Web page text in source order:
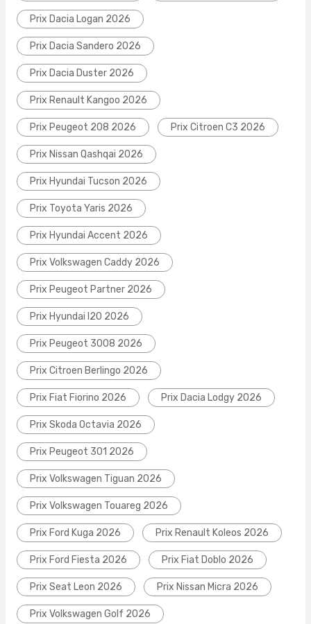
Prix Dacia Logan 2026
Prix Dacia Sandero 2026
Prix Dacia Duster 2026
Prix Renault Kangoo 2026
Prix Peugeot 208 2026 Prix Citroen C3 2026
Prix Nissan Qashqai 2026
Prix Hyundai Tucson 2026
Prix Toyota Yaris 2026
Prix Hyundai Accent 2026
Prix Volkswagen Caddy 2026
Prix Peugeot Partner 2026
Prix Hyundai I20 2026
Prix Peugeot 3008 2026
Prix Citroen Berlingo 2026
Prix Fiat Fiorino 2026 Prix Dacia Lodgy 2026
Prix Skoda Octavia 2026
Prix Peugeot 301 2026
Prix Volkswagen Tiguan 2026
Prix Volkswagen Touareg 2026
Prix Ford Kuga 2026 Prix Renault Koleos 2026
Prix Ford Fiesta 2026 Prix Fiat Doblo 2026
Prix Seat Leon 2026 Prix Nissan Micra 2026
Prix Volkswagen Golf 2026